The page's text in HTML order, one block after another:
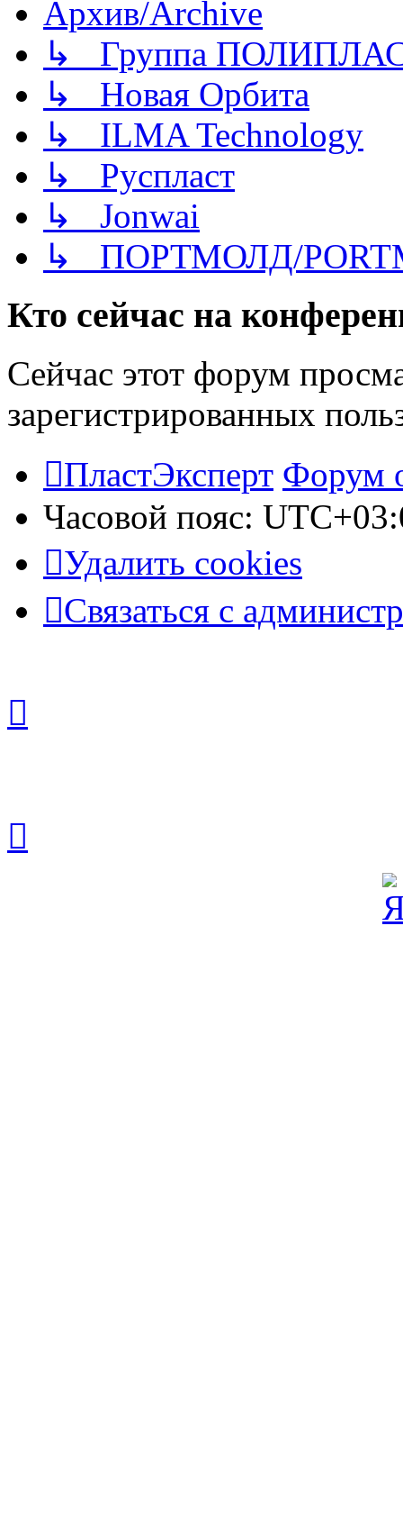
Архив/Archive
↳ Группа
↳ Новая Орбита
↳ ILMA Technology
↳ Руспласт
↳ Jonwai
↳ ПОРТМОЛД/
Кто сейчас на
Сейчас этот форум
зарегистрированных
ПластЭксперт Форум
Часовой пояс:
Удалить cookies
Связаться с